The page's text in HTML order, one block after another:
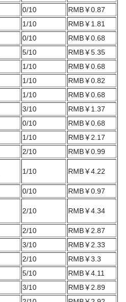
0/10
RMB￥0.87
1/10
RMB￥1.81
0/10
RMB￥0.68
5/10
RMB￥5.35
1/10
RMB￥0.68
1/10
RMB￥0.82
1/10
RMB￥0.68
3/10
RMB￥1.37
0/10
RMB￥0.68
1/10
RMB￥2.17
2/10
RMB￥0.99
1/10 RMB￥4.22
0/10
RMB￥0.97
2/10 RMB￥4.34
2/10
RMB￥2.87
3/10
RMB￥2.33
2/10
RMB￥3.3
5/10
RMB￥4.11
3/10
RMB￥2.89